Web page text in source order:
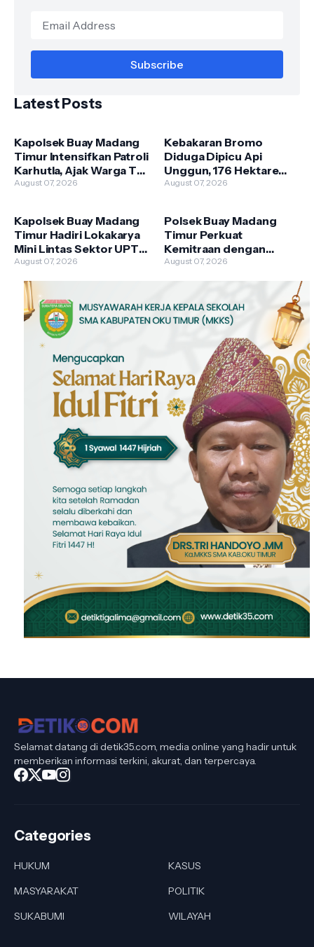
Latest Posts
Kapolsek Buay Madang
Timur Intensifkan Patroli
Karhutla, Ajak Warga Tak
Membakar Hutan dan
August 07, 2026
Kebakaran Bromo
Diduga Dipicu Api
Unggun, 176 Hektare
Lahan TNBTS Terbakar
August 07, 2026
Kapolsek Buay Madang
Timur Hadiri Lokakarya
Mini Lintas Sektor UPTD
Puskesmas
August 07, 2026
Polsek Buay Madang
Timur Perkuat
Kemitraan dengan
Warga Lewat Giat
August 07, 2026
Selamat datang di detik35.com, media online yang hadir untuk
memberikan informasi terkini, akurat, dan terpercaya.
Categories
HUKUM
KASUS
MASYARAKAT
POLITIK
SUKABUMI
WILAYAH